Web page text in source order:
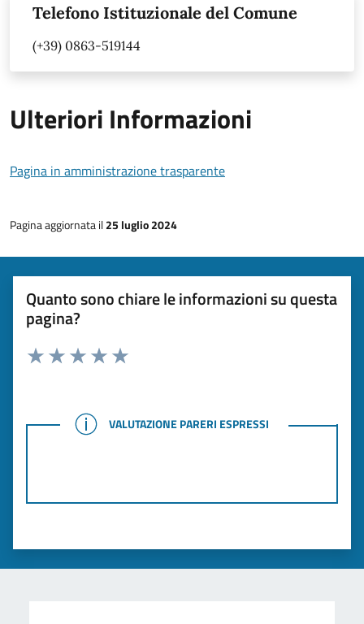
Telefono Istituzionale del Comune
(+39) 0863-519144
Ulteriori Informazioni
Pagina in amministrazione trasparente
Pagina aggiornata il25 luglio 2024
Quanto sono chiare le informazioni su questa
pagina?
Rating:
VALUTAZIONE PARERI ESPRESSI
VALUTAZIONE PARERI ESPRESSI